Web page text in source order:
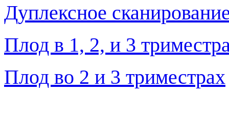
Дуплексное
Плод в 1, 2, и 3
Плод во 2 и 3 триместрах